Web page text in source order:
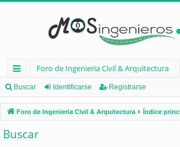
nl
ac
es
rá
Foro de Ingenieria Civil & Arquitectura
Buscar Identificarse Registrarse
Foro de Ingenieria Civil & Arquitectura Índice
Buscar